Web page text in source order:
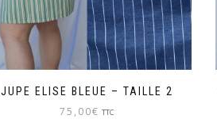
JUPE ELISE BLEUE – TAILLE 2
75,00€ TTC